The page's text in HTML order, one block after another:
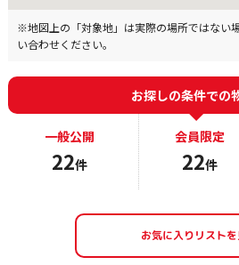
※地図上の「対象地」は実際の場所ではない
い合わせください。
お探しの条件での
一般公開
22件
会員限定
22件
お気に入りリスト